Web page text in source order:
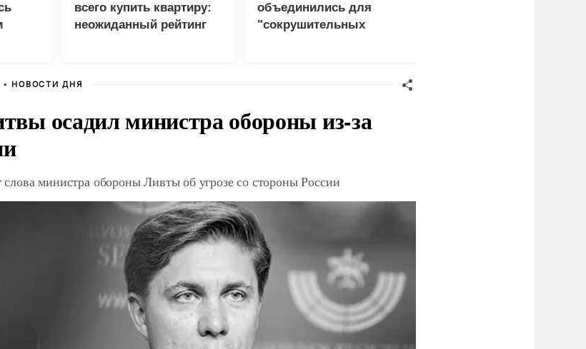
всего купить квартиру:
неожиданный рейтинг
объединились для
"сокрушительных
НОВОСТИ ДНЯ
осадил министра обороны из-за
министра обороны Ливты об угрозе со стороны России